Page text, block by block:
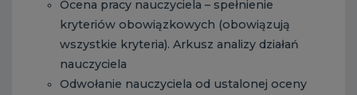
Ocena pracy nauczyciela – spełnienie
kryteriów obowiązkowych (obowiązują
wszystkie kryteria). Arkusz analizy działań
nauczyciela
Odwołanie nauczyciela od ustalonej oceny